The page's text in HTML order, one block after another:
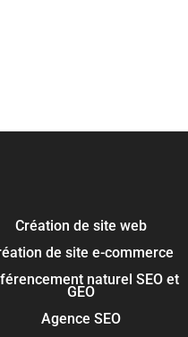
Création de site web
de site e-commerce
naturel SEO et
GEO
Agence SEO